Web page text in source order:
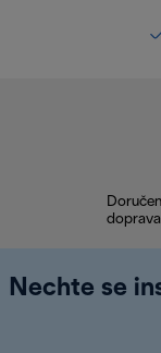
Nechte se